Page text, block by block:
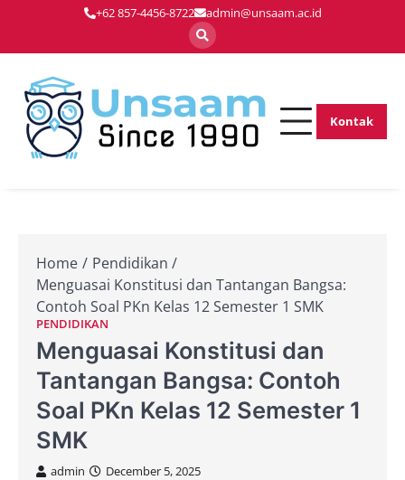
content
+62 857-4456-8722 admin@unsaam.ac.id
Membentuk
Kontak
Home
Pendidikan
Menguasai Konstitusi dan Tantangan Bangsa:
Contoh Soal PKn Kelas 12 Semester 1 SMK
PENDIDIKAN
Menguasai Konstitusi dan
Tantangan Bangsa: Contoh
Soal PKn Kelas 12 Semester 1
SMK
admin December 5, 2025